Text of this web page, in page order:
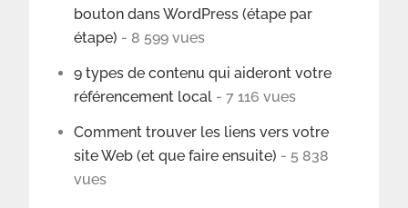
bouton dans WordPress (étape par
étape) - 8 599 vues
9 types de contenu qui aideront votre
référencement local - 7 116 vues
Comment trouver les liens vers votre
site Web (et que faire ensuite) - 5 838
vues